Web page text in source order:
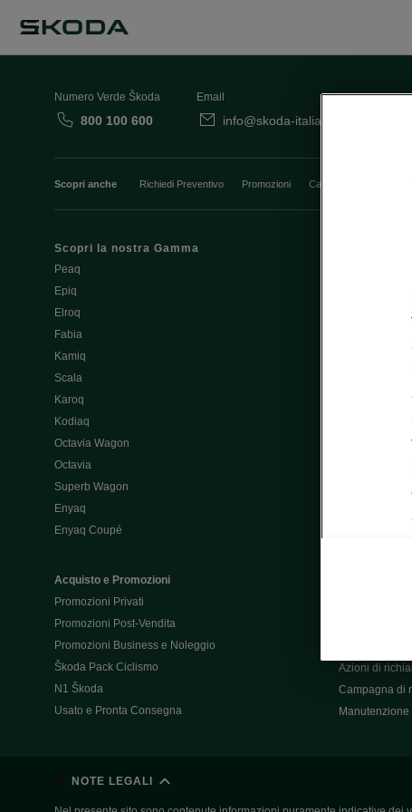
Numero Verde Škoda
800 100 600
Email
info@skoda-italia.it
Scopri anche Richiedi Preventivo Promozioni Cataloghi e Listini
Scopri la nostra Gamma
Peaq
Epiq
Elroq
Fabia
Kamiq
Scala
Karoq
Kodiaq
Octavia Wagon
Octavia
Superb Wagon
Enyaq
Enyaq Coupé
Acquisto e Promozioni
Promozioni Privati
Promozioni Post-Vendita
Promozioni Business e Noleggio
Škoda Pack Ciclismo
N1 Škoda
Usato e Pronta Consegna
Aziende e
Usato Škoda
Cataloghi e
Richiedi
Richiedi Test
Post-vendita
Škoda
Azioni di
Campagna di
Manutenzione
NOTE LEGALI